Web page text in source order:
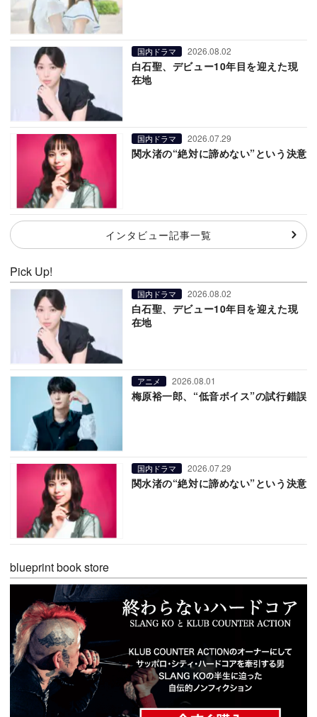
国内ドラマ 2026.08.02
白石聖、デビュー10年目を迎えた現
在地
国内ドラマ 2026.07.29
関水渚の“絶対に諦めない”という決意
インタビュー記事一覧
Pick Up!
国内ドラマ 2026.08.02
白石聖、デビュー10年目を迎えた現
在地
アニメ 2026.08.01
梅原裕一郎、“低音ボイス”の試行錯誤
国内ドラマ 2026.07.29
関水渚の“絶対に諦めない”という決意
blueprint book store